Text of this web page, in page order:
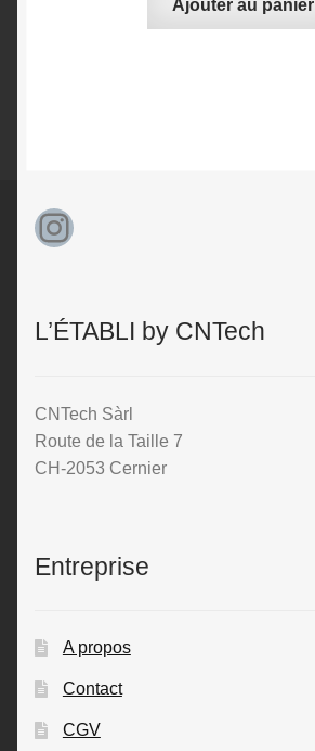
Ajouter au panier
Instagram
L’ÉTABLI by CNTech
CNTech Sàrl
Route de la Taille 7
CH-2053 Cernier
Entreprise
A propos
Contact
CGV